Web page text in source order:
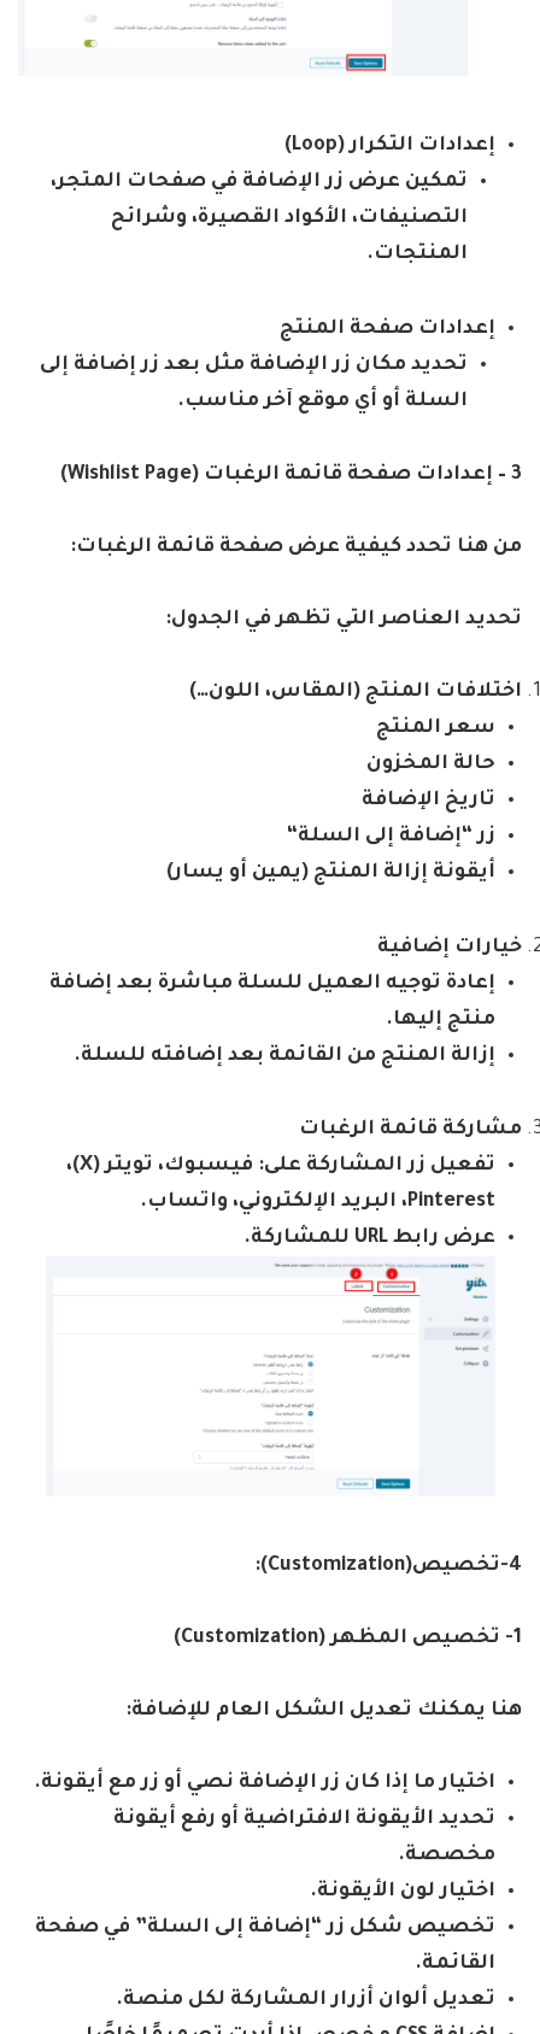
إعدادات التكرار(Loop)
تمكين عرض زر الإضافة في صفحات المتجر،
التصنيفات، الأكواد القصيرة، وشرائح
المنتجات.
إعدادات صفحة المنتج
تحديد مكان زر الإضافة مثل بعد زر إضافة إلى
السلة أو أي موقع آخر مناسب.
3
– إعدادات صفحة قائمة الرغبات (Wishlist Page)
من هنا تحدد كيفية عرض صفحة قائمة الرغبات:
تحديد العناصر التي تظهر في الجدول:
اختلافات المنتج (المقاس، اللون…)
سعر المنتج
حالة المخزون
تاريخ الإضافة
زر “إضافة إلى السلة“
أيقونة إزالة المنتج (يمين أو يسار)
خيارات إضافية
إعادة توجيه العميل للسلة مباشرة بعد إضافة
منتج إليها.
إزالة المنتج من القائمة بعد إضافته للسلة.
مشاركة قائمة الرغبات
تفعيل زر المشاركة على: فيسبوك، تويتر(X)
،
Pinterest، البريد الإلكتروني، واتساب.
عرض رابط URL للمشاركة.
4-تخصيص (Customization)
:
1- تخصيص المظهر(Customization)
هنا يمكنك تعديل الشكل العام للإضافة:
اختيار ما إذا كان زر الإضافة نصي أو زر مع أيقونة.
تحديد الأيقونة الافتراضية أو رفع أيقونة
مخصصة.
اختيار لون الأيقونة.
تخصيص شكل زر “إضافة إلى السلة” في صفحة
القائمة.
تعديل ألوان أزرار المشاركة لكل منصة.